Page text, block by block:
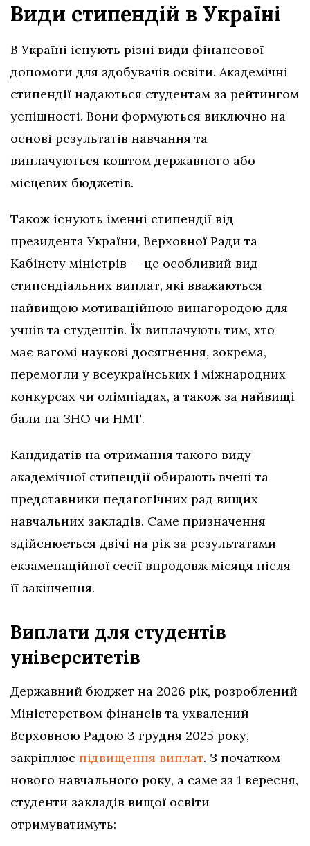
Види стипендій в Україні
В Україні існують різні види фінансової
допомоги для здобувачів освіти. Академічні
стипендії надаються студентам за рейтингом
успішності. Вони формуються виключно на
основі результатів навчання та
виплачуються коштом державного або
місцевих бюджетів.
Також існують іменні стипендії від
президента України, Верховної Ради та
Кабінету міністрів — це особливий вид
стипендіальних виплат, які вважаються
найвищою мотиваційною винагородою для
учнів та студентів. Їх виплачують тим, хто
має вагомі наукові досягнення, зокрема,
перемогли у всеукраїнських і міжнародних
конкурсах чи олімпіадах, а також за найвищі
бали на ЗНО чи НМТ.
Кандидатів на отримання такого виду
академічної стипендії обирають вчені та
представники педагогічних рад вищих
навчальних закладів. Саме призначення
здійснюється двічі на рік за результатами
екзаменаційної сесії впродовж місяця після
її закінчення.
Виплати для студентів
університетів
Державний бюджет на 2026 рік, розроблений
Міністерством фінансів та ухвалений
Верховною Радою 3 грудня 2025 року,
закріплює підвищення виплат. З початком
нового навчального року, а саме зз 1 вересня,
студенти закладів вищої освіти
отримуватимуть: